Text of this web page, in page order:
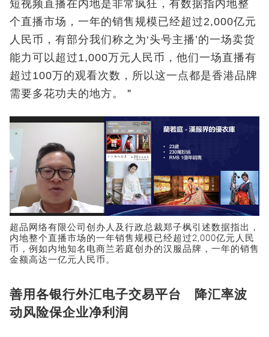
短视频直播在内地是非常疯狂，有数据指内地整
个直播市场，一年的销售规模已经超过2,000亿元
人民币，有部分我们称之为‘头号主播’的一场卖货
能力可以超过1,000万元人民币，他们一场直播有
超过100万的观看次数，所以这一点都是香港品牌
需要多花功夫的地方。＂
超品网络有限公司创办人及行政总裁郑子枫引述数据指出，
内地整个直播市场的一年销售规模已经超过2,000亿元人民
币，例如内地知名电商兰若庭创办的汉服品牌，一年的销售
金额高达一亿元人民币。
善用各银行外汇电子交易平台 降汇率波
动风险保企业净利润